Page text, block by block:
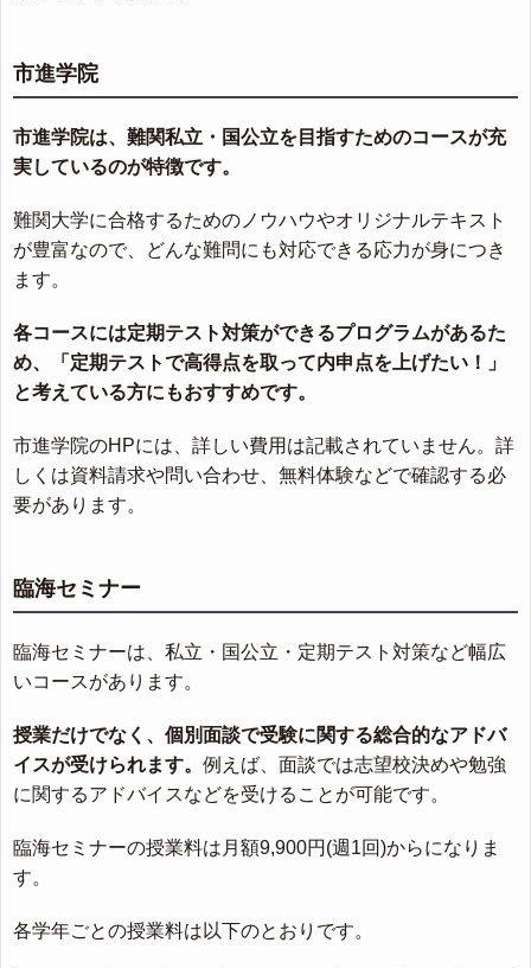
市進学院
市進学院は、難関私立・国公立を目指すためのコースが充
実しているのが特徴です。
難関大学に合格するためのノウハウやオリジナルテキスト
が豊富なので、どんな難問にも対応できる応力が身につき
ます。
各コースには定期テスト対策ができるプログラムがあるた
め、「定期テストで高得点を取って内申点を上げたい！」
と考えている方にもおすすめです。
市進学院のHPには、詳しい費用は記載されていません。詳
しくは資料請求や問い合わせ、無料体験などで確認する必
要があります。
臨海セミナー
臨海セミナーは、私立・国公立・定期テスト対策など幅広
いコースがあります。
授業だけでなく、個別面談で受験に関する総合的なアドバ
イスが受けられます。 例えば、面談では志望校決めや勉強
に関するアドバイスなどを受けることが可能です。
臨海セミナーの授業料は月額9,900円(週1回)からになりま
す。
各学年ごとの授業料は以下のとおりです。